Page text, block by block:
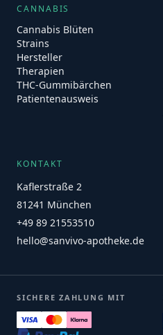
CANNABIS
Cannabis Blüten
Strains
Hersteller
Therapien
THC-Gummibärchen
Patientenausweis
KONTAKT
Kaflerstraße 2
81241 München
+49 89 21553510
hello@sanvivo-apotheke.de
SICHERE ZAHLUNG MIT